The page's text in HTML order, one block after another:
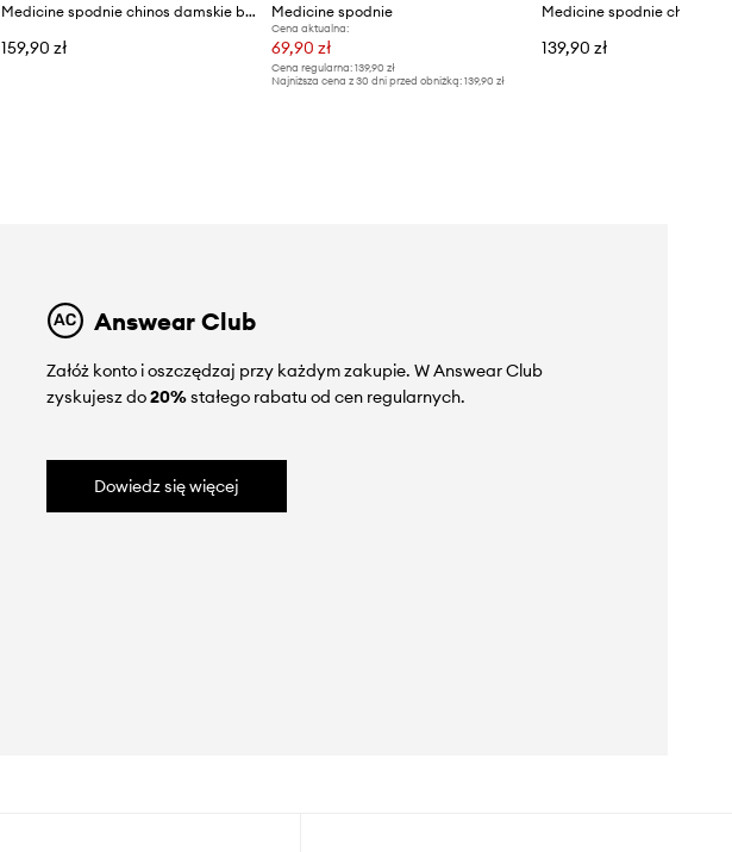
Medicine spodnie chinos damskie bawełniane z elastanem
159,90 zł
Medicine spodnie
Cena aktualna:
69,90 zł
Cena regularna:139,90 zł
Najniższa cena z 30 dni przed obniżką:139,90 zł
139,90 zł
Answear Club
Załóż konto i oszczędzaj przy każdym zakupie. W Answear Club
zyskujesz do20%stałego rabatu od cen regularnych.
Dowiedz się więcej